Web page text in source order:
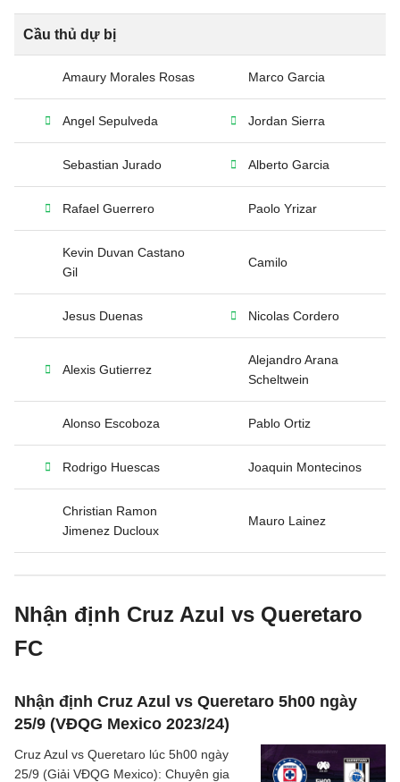
Cầu thủ dự bị
Amaury Morales Rosas Marco Garcia
Angel Sepulveda Jordan Sierra
Sebastian Jurado Alberto Garcia
Rafael Guerrero Paolo Yrizar
Kevin Duvan Castano
Gil
Camilo
Jesus Duenas Nicolas Cordero
Alexis Gutierrez
Alejandro Arana
Scheltwein
Alonso Escoboza Pablo Ortiz
Rodrigo Huescas Joaquin Montecinos
Christian Ramon
Jimenez Ducloux
Mauro Lainez
Nhận định Cruz Azul vs Queretaro
FC
Nhận định Cruz Azul vs Queretaro 5h00 ngày
25/9 (VĐQG Mexico 2023/24)
Cruz Azul vs Queretaro lúc 5h00 ngày
25/9 (Giải VĐQG Mexico): Chuyên gia